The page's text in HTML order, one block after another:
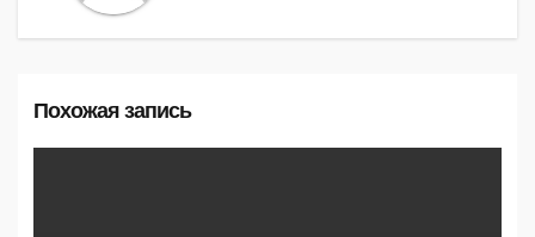
Похожая запись